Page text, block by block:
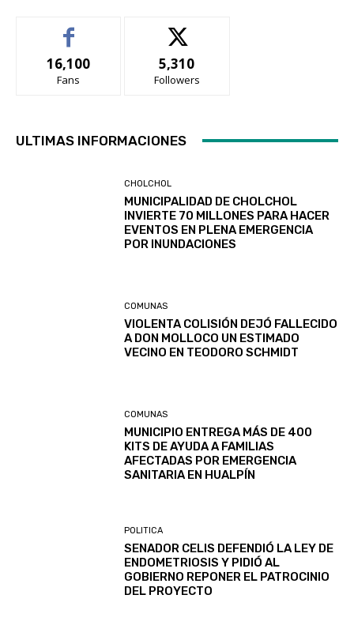
16,100
Fans
5,310
Followers
ULTIMAS INFORMACIONES
CHOLCHOL
MUNICIPALIDAD DE CHOLCHOL
INVIERTE 70 MILLONES PARA HACER
EVENTOS EN PLENA EMERGENCIA
POR INUNDACIONES
COMUNAS
VIOLENTA COLISIÓN DEJÓ FALLECIDO
A DON MOLLOCO UN ESTIMADO
VECINO EN TEODORO SCHMIDT
COMUNAS
MUNICIPIO ENTREGA MÁS DE 400
KITS DE AYUDA A FAMILIAS
AFECTADAS POR EMERGENCIA
SANITARIA EN HUALPÍN
POLITICA
SENADOR CELIS DEFENDIÓ LA LEY DE
ENDOMETRIOSIS Y PIDIÓ AL
GOBIERNO REPONER EL PATROCINIO
DEL PROYECTO